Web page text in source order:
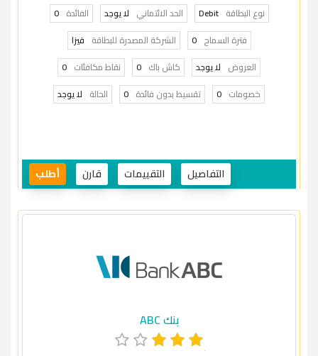
نوع البطاقة Debit الحد الائتماني لا يوجد الفائدة 0
فترة السماح 0 الشركة المصدرة للبطاقة فيزا
العروض لا يوجد كاش باك 0 نقاط مكافئات 0
خصومات 0 تقسيط بدون فائدة 0 الحالة لا يوجد
التفاصيل التقييمات قارن أطلب
بنك ABC